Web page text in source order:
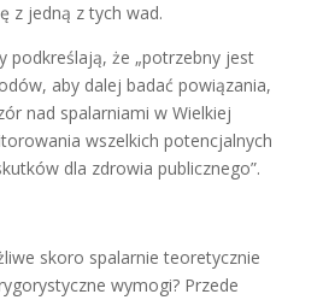
z jedną z tych wad.
podkreślają, że „potrzebny jest
aby dalej badać powiązania,
nad spalarniami w Wielkiej
wszelkich potencjalnych
dla zdrowia publicznego”.
skoro spalarnie teoretycznie
wymogi? Przede